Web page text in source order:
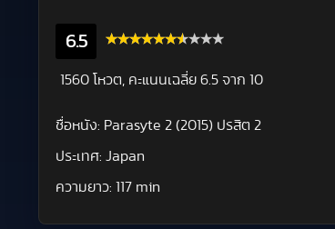
6.5
1560 โหวต, คะแนนเฉลี่ย 6.5 จาก 10
ชื่อหนัง: Parasyte 2 (2015) ปรสิต 2
ประเทศ: Japan
ความยาว: 117 min